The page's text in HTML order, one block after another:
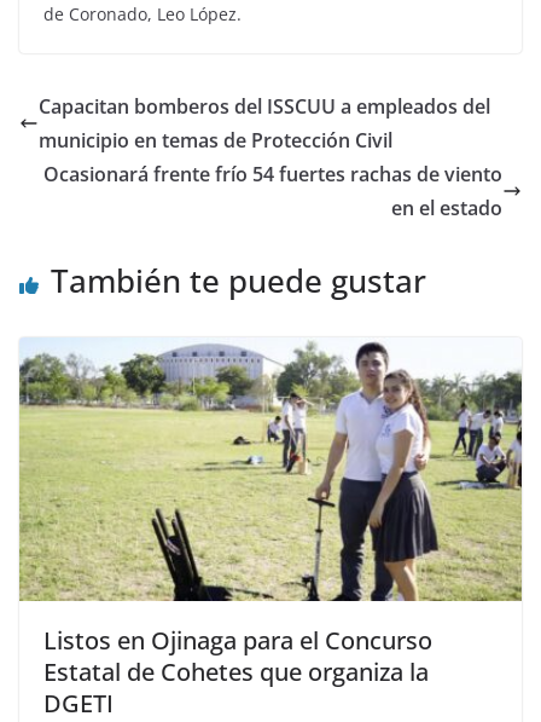
de Coronado, Leo López.
Capacitan bomberos del ISSCUU a empleados del
municipio en temas de Protección Civil
Ocasionará frente frío 54 fuertes rachas de viento
en el estado
También te puede gustar
Listos en Ojinaga para el Concurso
Estatal de Cohetes que organiza la
DGETI